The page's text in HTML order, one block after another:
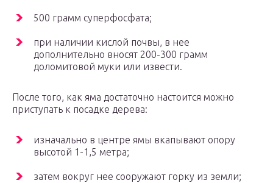
500 грамм суперфосфата;
при наличии кислой почвы, в нее
дополнительно вносят 200-300 грамм
доломитовой муки или извести.
После того, как яма достаточно настоится можно
приступать к посадке дерева:
изначально в центре ямы вкапывают опору
высотой 1-1,5 метра;
затем вокруг нее сооружают горку из земли;